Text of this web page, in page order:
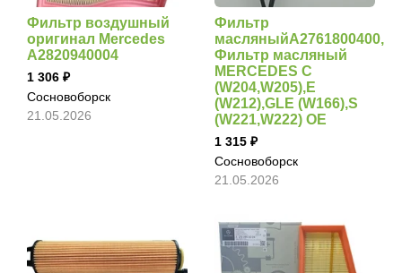
Фильтр воздушный
оригинал Mercedes
A2820940004
1 306
Сосновоборск
21.05.2026
Фильтр
масляныйA2761800400,
Фильтр масляный
MERCEDES C
(W204,W205),E
(W212),GLE (W166),S
(W221,W222) OE
1 315
Сосновоборск
21.05.2026